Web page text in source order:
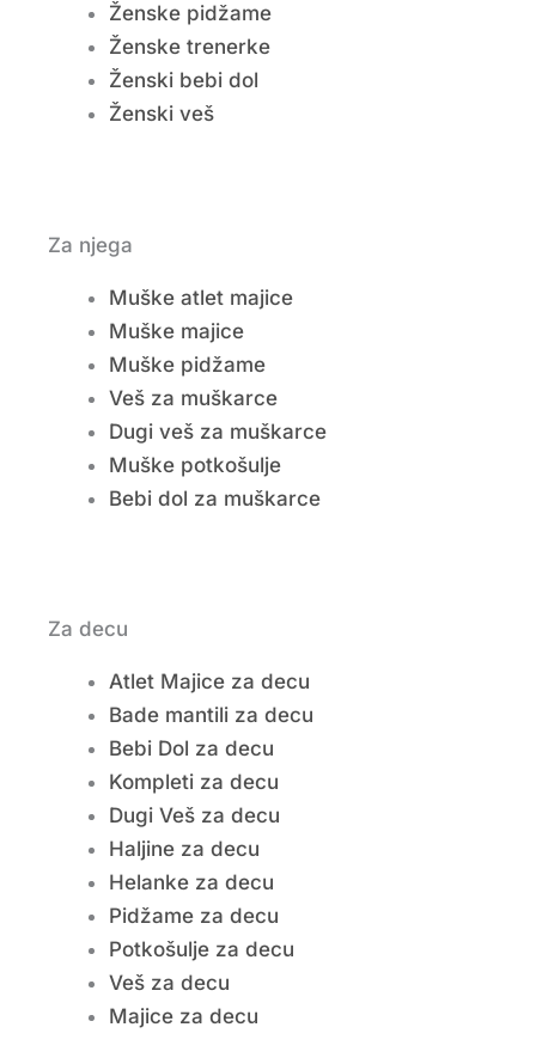
Ženske pidžame
Ženske trenerke
Ženski bebi dol
Ženski veš
Za njega
Muške atlet majice
Muške majice
Muške pidžame
Veš za muškarce
Dugi veš za muškarce
Muške potkošulje
Bebi dol za muškarce
Za decu
Atlet Majice za decu
Bade mantili za decu
Bebi Dol za decu
Kompleti za decu
Dugi Veš za decu
Haljine za decu
Helanke za decu
Pidžame za decu
Potkošulje za decu
Veš za decu
Majice za decu